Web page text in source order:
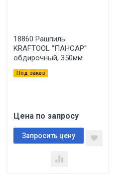
18860 Рашпиль
KRAFTOOL ''ПАНСАР''
обдирочный, 350мм
Под заказ
Цена по запросу
Запросить цену